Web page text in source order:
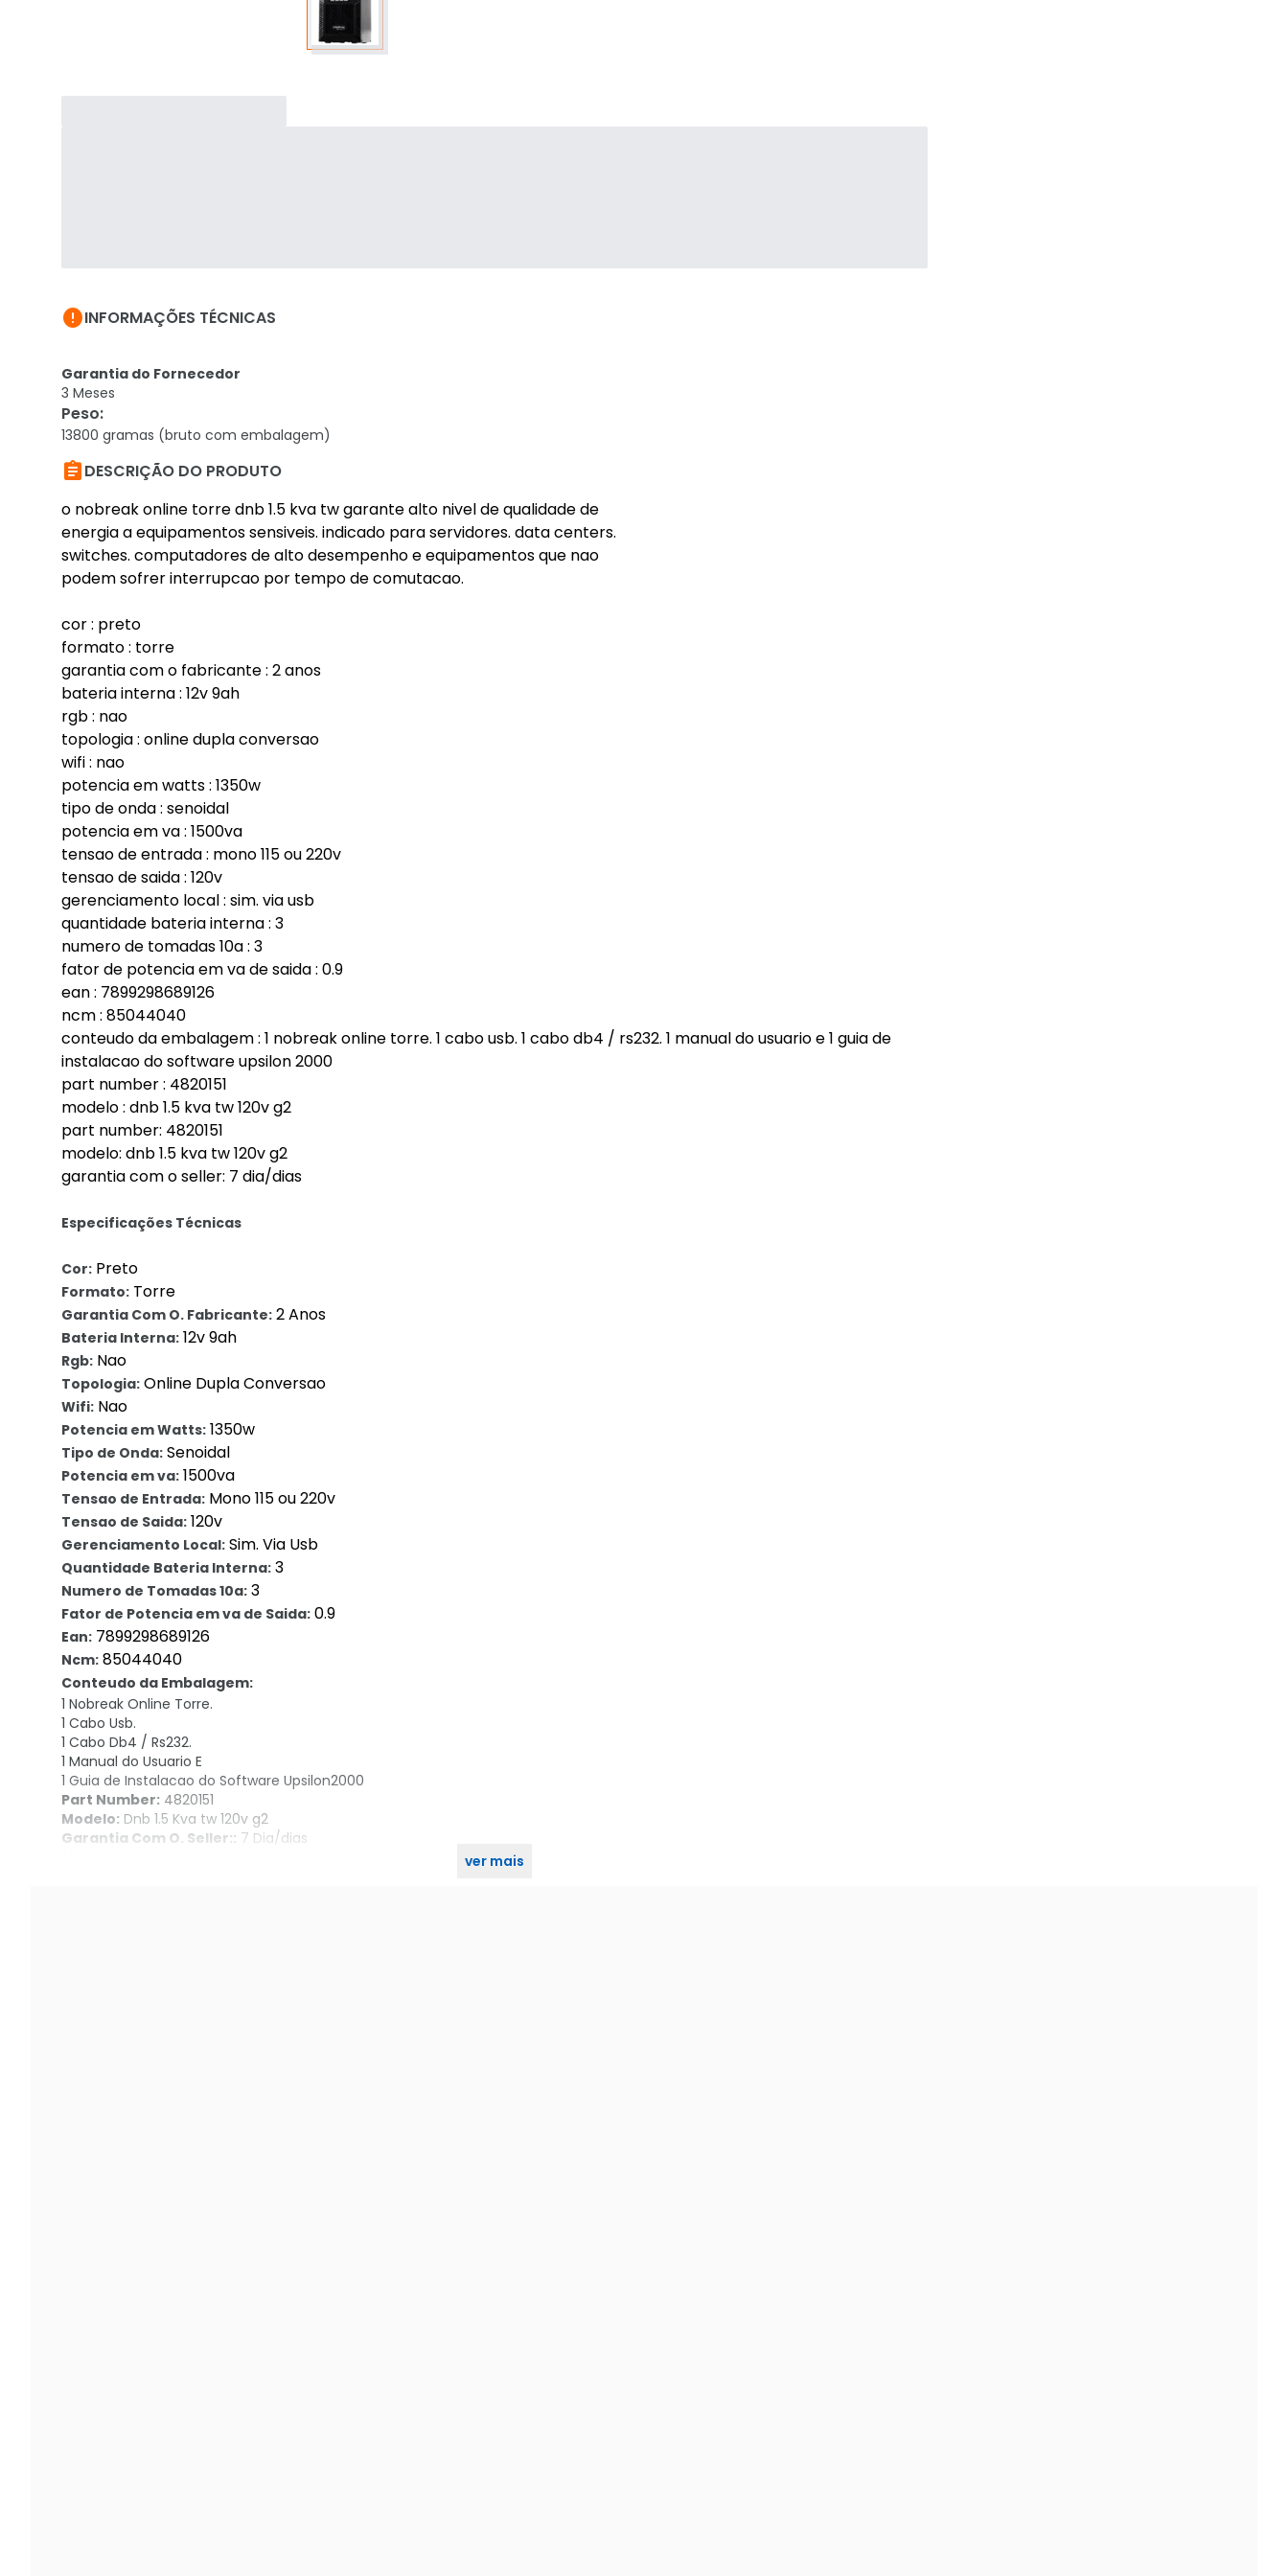
INFORMAÇÕES TÉCNICAS
Garantia do Fornecedor
3 Meses
Peso:
13800 gramas (bruto com embalagem)
DESCRIÇÃO DO PRODUTO
o nobreak online torre dnb 1.5 kva tw garante alto nivel de qualidade de
energia a equipamentos sensiveis. indicado para servidores. data centers.
switches. computadores de alto desempenho e equipamentos que nao
podem sofrer interrupcao por tempo de comutacao.
cor : preto
formato : torre
garantia com o fabricante : 2 anos
bateria interna : 12v 9ah
rgb : nao
topologia : online dupla conversao
wifi : nao
potencia em watts : 1350w
tipo de onda : senoidal
potencia em va : 1500va
tensao de entrada : mono 115 ou 220v
tensao de saida : 120v
gerenciamento local : sim. via usb
quantidade bateria interna : 3
numero de tomadas 10a : 3
fator de potencia em va de saida : 0.9
ean : 7899298689126
ncm : 85044040
conteudo da embalagem : 1 nobreak online torre. 1 cabo usb. 1 cabo db4 / rs232. 1 manual do usuario e 1 guia de
instalacao do software upsilon 2000
part number : 4820151
modelo : dnb 1.5 kva tw 120v g2
part number: 4820151
modelo: dnb 1.5 kva tw 120v g2
garantia com o seller: 7 dia/dias
Especificações Técnicas
Cor: Preto
Formato: Torre
Garantia Com O. Fabricante: 2 Anos
Bateria Interna: 12v 9ah
Rgb: Nao
Topologia: Online Dupla Conversao
Wifi: Nao
Potencia em Watts: 1350w
Tipo de Onda: Senoidal
Potencia em va: 1500va
Tensao de Entrada: Mono 115 ou 220v
Tensao de Saida: 120v
Gerenciamento Local: Sim. Via Usb
Quantidade Bateria Interna: 3
Numero de Tomadas 10a: 3
Fator de Potencia em va de Saida: 0.9
Ean: 7899298689126
Ncm: 85044040
Conteudo da Embalagem:
1 Nobreak Online Torre.
1 Cabo Usb.
1 Cabo Db4 / Rs232.
1 Manual do Usuario E
1 Guia de Instalacao do Software Upsilon2000
Part Number: 4820151
Modelo: Dnb 1.5 Kva tw 120v g2
Garantia Com O. Seller:: 7 Dia/dias
ver mais